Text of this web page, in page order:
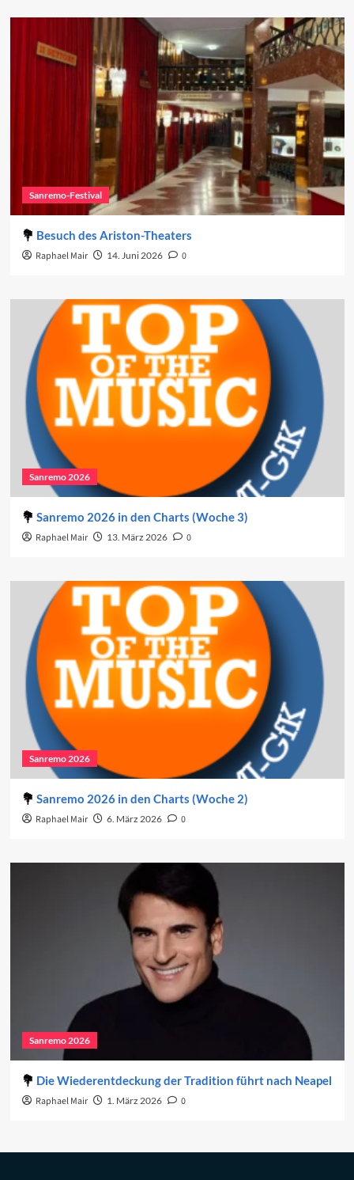
Sanremo-Festival
Besuch des Ariston-Theaters
Raphael Mair 14. Juni 2026 0
Sanremo 2026
Sanremo 2026 in den Charts (Woche 3)
Raphael Mair 13. März 2026 0
Sanremo 2026
Sanremo 2026 in den Charts (Woche 2)
Raphael Mair 6. März 2026 0
Sanremo 2026
Die Wiederentdeckung der Tradition führt nach Neapel
Raphael Mair 1. März 2026 0